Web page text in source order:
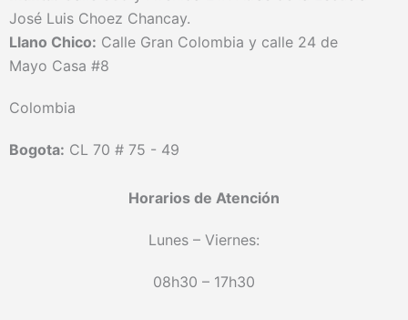
José Luis Choez Chancay.
Llano Chico: Calle Gran Colombia y calle 24 de
Mayo Casa #8
Colombia
Bogota: CL 70 # 75 - 49
Horarios de Atención
Lunes – Viernes:
08h30 – 17h30